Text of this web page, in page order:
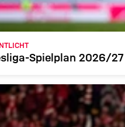
Spielplan 2026/27